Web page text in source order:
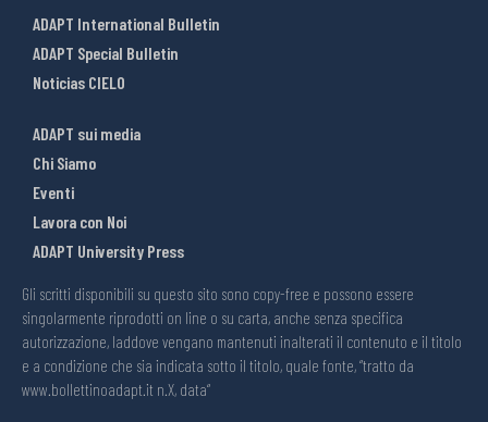
ADAPT International Bulletin
ADAPT Special Bulletin
Noticias CIELO
ADAPT sui media
Chi Siamo
Eventi
Lavora con Noi
ADAPT University Press
Gli scritti disponibili su questo sito sono copy-free e possono essere
singolarmente riprodotti on line o su carta, anche senza specifica
autorizzazione, laddove vengano mantenuti inalterati il contenuto e il titolo
e a condizione che sia indicata sotto il titolo, quale fonte, “tratto da
www.bollettinoadapt.it n.X, data“